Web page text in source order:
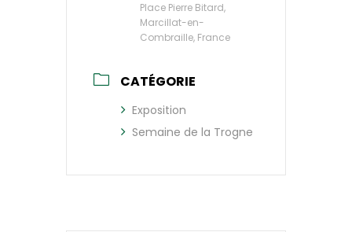
Place Pierre Bitard,
Marcillat-en-
Combraille, France
CATÉGORIE
Exposition
Semaine de la Trogne